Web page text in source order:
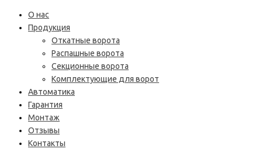
О нас
Продукция
Откатные ворота
Распашные ворота
Секционные ворота
Комплектующие для ворот
Автоматика
Гарантия
Монтаж
Отзывы
Контакты